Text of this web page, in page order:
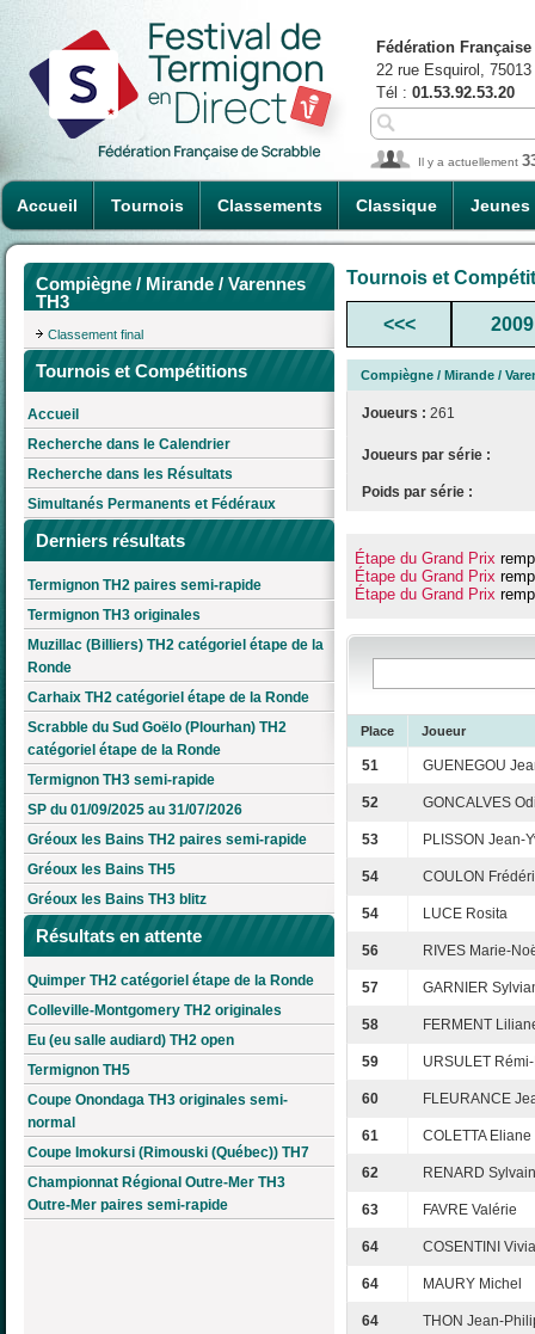
Accueil Tournois Classements Classique Jeunes
Fédération
22 rue Esquirol,
Tél : 01.53.92.53.20
Il y a actuellement
Compiègne / Mirande / Varennes
TH3
Classement final
Tournois et Compétitions
Accueil
Recherche dans le Calendrier
Recherche dans les Résultats
Simultanés Permanents et Fédéraux
Derniers résultats
Termignon TH2 paires semi-rapide
Termignon TH3 originales
Muzillac (Billiers) TH2 catégoriel étape de la
Ronde
Carhaix TH2 catégoriel étape de la Ronde
Scrabble du Sud Goëlo (Plourhan) TH2
catégoriel étape de la Ronde
Termignon TH3 semi-rapide
SP du 01/09/2025 au 31/07/2026
Gréoux les Bains TH2 paires semi-rapide
Gréoux les Bains TH5
Gréoux les Bains TH3 blitz
Résultats en attente
Quimper TH2 catégoriel étape de la Ronde
Colleville-Montgomery TH2 originales
Eu (eu salle audiard) TH2 open
Termignon TH5
Coupe Onondaga TH3 originales semi-
normal
Coupe Imokursi (Rimouski (Québec)) TH7
Championnat Régional Outre-Mer TH3
Outre-Mer paires semi-rapide
Tournois et
<<< 2009
Compiègne / Mirande /
Joueurs : 261
Joueurs par série :
Poids par série :
Étape du Grand Prix
Étape du Grand Prix
Étape du Grand Prix
Place Joueur
51 GUENEGOU
52 GONCALVES
53 PLISSON Jean-
54 COULON
54 LUCE Rosita
56 RIVES Marie-
57 GARNIER
58 FERMENT
59 URSULET
60 FLEURANCE
61 COLETTA Eliane
62 RENARD Sylvain
63 FAVRE Valérie
64 COSENTINI
64 MAURY Michel
64 THON Jean-